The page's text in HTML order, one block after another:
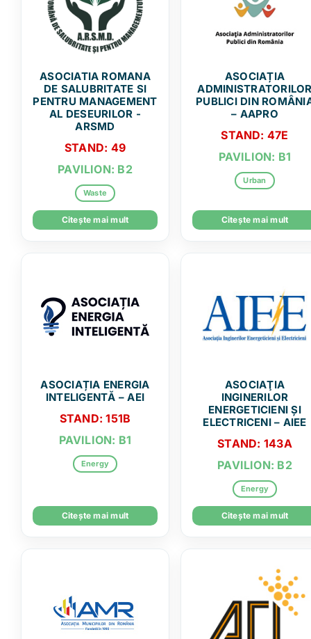
ASOCIATIA ROMANA
DE SALUBRITATE SI
PENTRU MANAGEMENT
AL DESEURILOR -
ARSMD
STAND: 49
PAVILION: B2
Waste
Citește mai mult
ASOCIAȚIA
PUBLICI DIN
– AAPRO
STAND: 47E
PAVILION: B1
Urban
Citește mai mult
ASOCIAȚIA ENERGIA
INTELIGENTĂ – AEI
STAND: 151B
PAVILION: B1
Energy
Citește mai mult
ASOCIAŢIA
INGINERILOR
ENERGETICIENI ŞI
ELECTRICENI – AIEE
STAND: 143A
PAVILION: B2
Energy
Citește mai mult